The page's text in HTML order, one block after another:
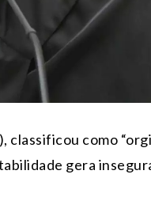
classificou como
gera